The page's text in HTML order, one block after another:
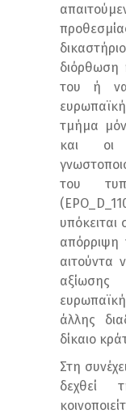
του ή
τμήμα
και οι
του
απόρριψη
αιτούντα
άλλης
δίκαιο
Στη
δεχθεί